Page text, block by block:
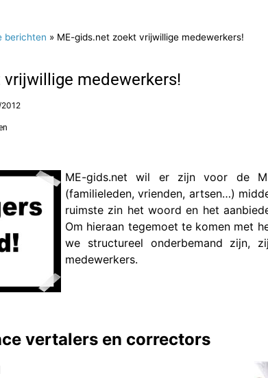
berichten » ME-gids.net zoekt vrijwillige medewerkers!
vrijwillige medewerkers!
ME-gids.net wil er zijn voor de
(familieleden, vrienden, artsen…)
ruimste zin het woord en het
Om hieraan tegemoet te komen met
we structureel onderbemand zijn,
medewerkers.
vertalers en correctors